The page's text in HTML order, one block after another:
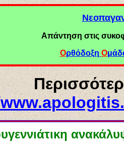
Απάντηση στις
Ορθόδοξη Ο